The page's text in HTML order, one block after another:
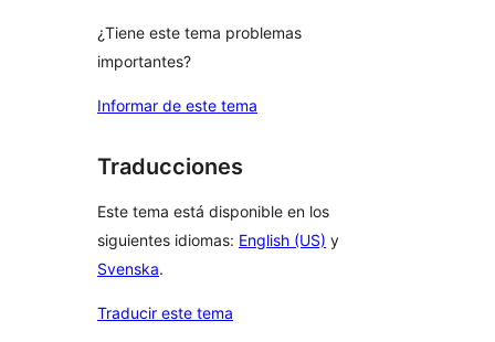
¿Tiene este tema problemas
importantes?
Informar de este tema
Traducciones
Este tema está disponible en los
siguientes idiomas: English (US) y
Svenska.
Traducir este tema